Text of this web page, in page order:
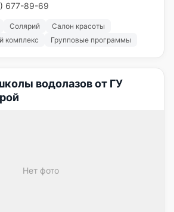
677-89-69
Солярий
Салон красоты
комплекс Групповые программы
водолазов от ГУ
Нет фото